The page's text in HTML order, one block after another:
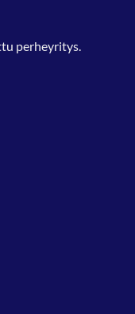
perheyritys.